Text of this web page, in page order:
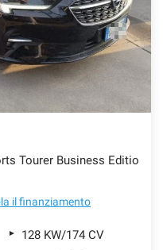
Tourer Business Editio
il finanziamento
128 KW/174 CV